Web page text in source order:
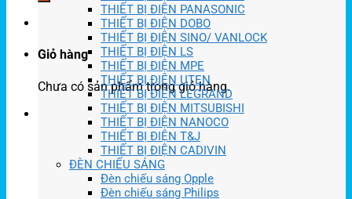
Giỏ hàng
Chưa có sản phẩm trong giỏ hàng.
THIẾT BỊ ĐIỆN PANASONIC
THIẾT BỊ ĐIỆN DOBO
THIẾT BỊ ĐIỆN SINO/ VANLOCK
THIẾT BỊ ĐIỆN LS
THIẾT BỊ ĐIỆN MPE
THIẾT BỊ ĐIỆN UTEN
THIẾT BỊ ĐIỆN LEGRAND
THIẾT BỊ ĐIỆN MITSUBISHI
THIẾT BỊ ĐIỆN NANOCO
THIẾT BỊ ĐIỆN T&J
THIẾT BỊ ĐIỆN CADIVIN
ĐÈN CHIẾU SÁNG
Đèn chiếu sáng Opple
Đèn chiếu sáng Philips